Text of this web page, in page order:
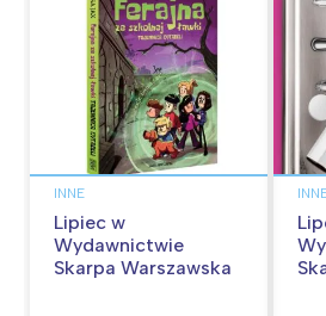
INNE
Lipiec w
Wydawnictwie
Skarpa Warszawska